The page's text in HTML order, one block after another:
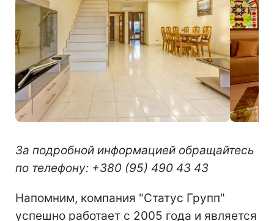
За подробной информацией обращайтесь
по телефону: +380 (95) 490 43 43
Напомним, компания "Статус Групп"
успешно работает с 2005 года и является